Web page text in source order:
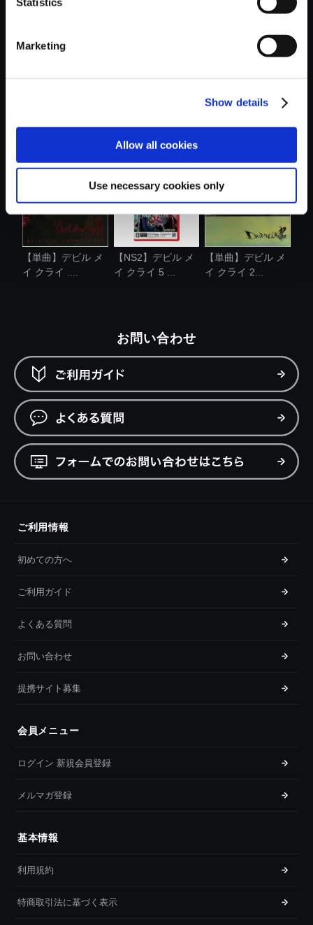
Marketing
Show details
Allow all cookies
Use necessary cookies only
おすすめ商品
【単曲】デビル メ
イ クライ ....
【NS2】デビル メ
イ クライ 5 ...
【単曲】デビル メ
イ クライ 2...
お問い合わせ
ご利用情報
初めての方へ
ご利用ガイド
よくある質問
お問い合わせ
提携サイト募集
会員メニュー
ログイン 新規会員登録
メルマガ登録
基本情報
利用規約
特商取引法に基づく表示